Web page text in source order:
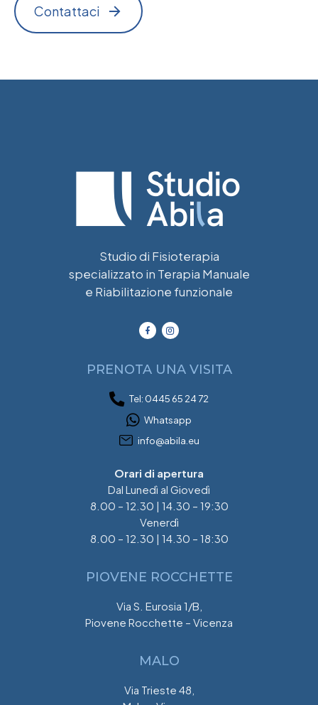
Contattaci
Studio di Fisioterapia
specializzato in Terapia Manuale
e Riabilitazione funzionale
PRENOTA UNA VISITA
Tel: 0445 65 24 72
Whatsapp
info@abila.eu
Orari di apertura
Dal Lunedì al Giovedì
8.00 – 12.30 | 14.30 – 19:30
Venerdì
8.00 – 12.30 | 14.30 – 18:30
PIOVENE ROCCHETTE
Via S. Eurosia 1/B,
Piovene Rocchette – Vicenza
MALO
Via Trieste 48,